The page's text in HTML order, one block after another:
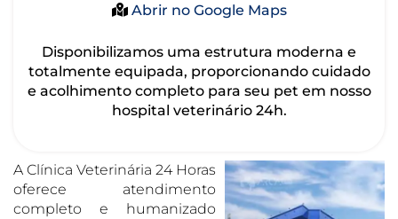
Abrir no Google Maps
Disponibilizamos uma estrutura moderna e
totalmente equipada, proporcionando cuidado
e acolhimento completo para seu pet em nosso
hospital veterinário 24h.
A Clínica Veterinária 24 Horas
oferece atendimento
completo e humanizado